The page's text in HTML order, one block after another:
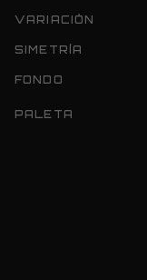
VARIACIÓN
SIMETRÍA
FONDO
PALETA